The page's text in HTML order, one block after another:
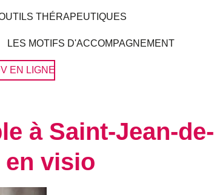
THÉRAPEUTIQUES
LES MOTIFS D'ACCOMPAGNEMENT
EN LIGNE
à Saint-Jean-de-
visio